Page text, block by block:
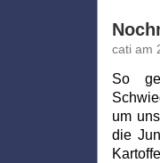
cati am
So
um
die